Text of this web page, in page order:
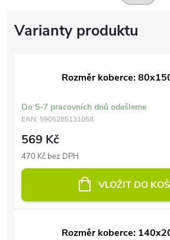
Rozměr koberce:
Do 5-7 pracovních dnů odešleme
EAN: 5905285131058
569 Kč
470 Kč bez DPH
VLOŽIT DO
Rozměr koberce: